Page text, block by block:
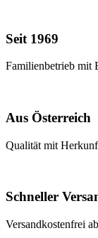
Seit 1969
Familienbetrieb mit
Aus Österreich
Qualität mit
Schneller
Versandkostenfrei